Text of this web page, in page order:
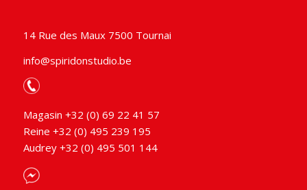
14 Rue des Maux 7500 Tournai
info@spiridonstudio.be
Magasin +32 (0) 69 22 41 57
Reine +32 (0) 495 239 195
Audrey +32 (0) 495 501 144